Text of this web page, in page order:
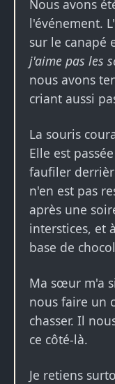
Nous avons
l'événement.
sur le canapé
j'aime pas les
nous avons
criant aussi
La souris
Elle est
faufiler
n'en est pas
après une
interstices, et
base de
Ma sœur m'a
nous faire un
chasser. Il
ce côté-là.
Je retiens